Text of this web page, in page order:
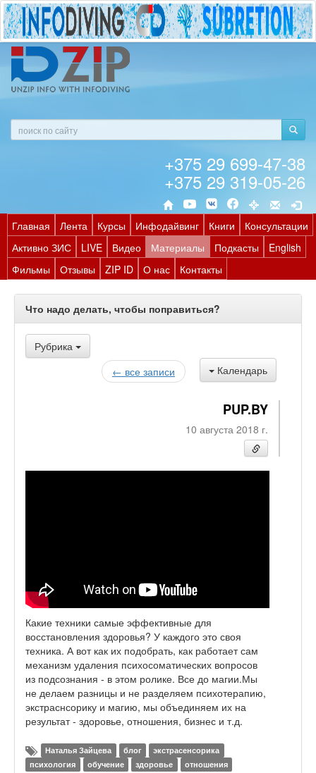
+375 29 699-47-38
+375 29 319-05-26
Главная Лента Курсы Инфодайвинг Книги
Консультации
Активно ЗИС
LIVE Видео Материалы Подкасты
English
Фильмы
Отзывы ZIP ID О нас Контакты
Что надо делать, чтобы поправиться?
Рубрика
Календарь
← все записи
PUP.BY
10 августа 2018 г.
Какие техники самые эффективные для
восстановления здоровья? У каждого это своя
техника. А вот как их подобрать, как работает сам
механизм удаления психосоматических вопросов
из подсознания - в этом ролике. Все до магии.Мы
не делаем разницы и не разделяем психотерапию,
экстраснсорику и магию, мы объединяем их на
результат - здоровье, отношения, бизнес и т.д.
Наталья Зайцева блог
экстрасенсорика
психология
обучение здоровье отношения